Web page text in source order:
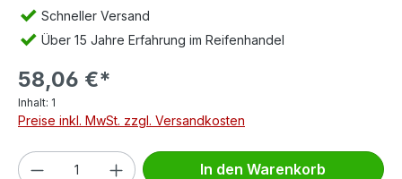
Schneller Versand
Über 15 Jahre Erfahrung im Reifenhandel
58,06 €*
Inhalt: 1
Preise inkl. MwSt. zzgl. Versandkosten
Produkt Anzahl: Gib den gewünschten
In den Warenkorb